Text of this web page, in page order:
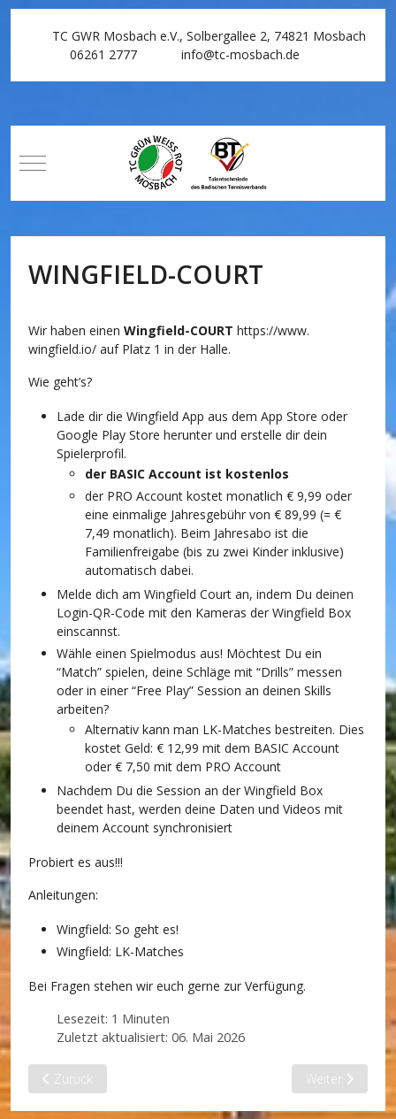
TC GWR Mosbach e.V., Solbergallee 2, 74821 Mosbach
06261 2777
info@tc-mosbach.de
Mobile Menu Toggle
WINGFIELD-COURT
Wir haben einen Wingfield-COURT https://www.
wingfield.io/ auf Platz 1 in der Halle.
Wie geht’s?
Lade dir die Wingfield App aus dem App Store oder
Google Play Store herunter und erstelle dir dein
Spielerprofil.
der BASIC Account ist kostenlos
der PRO Account kostet monatlich € 9,99 oder
eine einmalige Jahresgebühr von € 89,99 (= €
7,49 monatlich). Beim Jahresabo ist die
Familienfreigabe (bis zu zwei Kinder inklusive)
automatisch dabei.
Melde dich am Wingfield Court an, indem Du deinen
Login-QR-Code mit den Kameras der Wingfield Box
einscannst.
Wähle einen Spielmodus aus! Möchtest Du ein
“Match” spielen, deine Schläge mit “Drills” messen
oder in einer “Free Play” Session an deinen Skills
arbeiten?
Alternativ kann man LK-Matches bestreiten. Dies
kostet Geld: € 12,99 mit dem BASIC Account
oder € 7,50 mit dem PRO Account
Nachdem Du die Session an der Wingfield Box
beendet hast, werden deine Daten und Videos mit
deinem Account synchronisiert
Probiert es aus!!!
Anleitungen:
Wingfield: So geht es!
Wingfield: LK-Matches
Bei Fragen stehen wir euch gerne zur Verfügung.
Lesezeit: 1 Minuten
Zuletzt aktualisiert: 06. Mai 2026
Vorheriger Beitrag: Damen
Zurück Nächster
Weiter